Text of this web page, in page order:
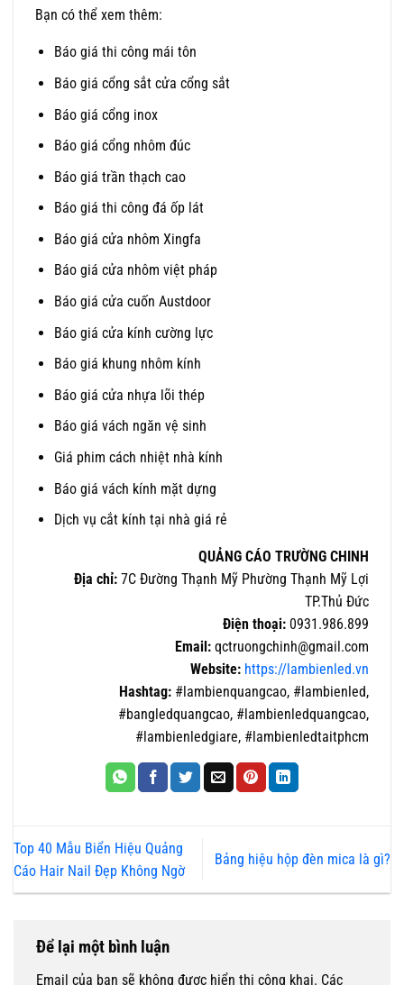
Bạn có thể xem thêm:
Báo giá thi công mái tôn
Báo giá cổng sắt cửa cổng sắt
Báo giá cổng inox
Báo giá cổng nhôm đúc
Báo giá trần thạch cao
Báo giá thi công đá ốp lát
Báo giá cửa nhôm Xingfa
Báo giá cửa nhôm việt pháp
Báo giá cửa cuốn Austdoor
Báo giá cửa kính cường lực
Báo giá khung nhôm kính
Báo giá cửa nhựa lõi thép
Báo giá vách ngăn vệ sinh
Giá phim cách nhiệt nhà kính
Báo giá vách kính mặt dựng
Dịch vụ cắt kính tại nhà giá rẻ
QUẢNG CÁO TRƯỜNG CHINH
Địa chỉ: 7C Đường Thạnh Mỹ Phường Thạnh Mỹ Lợi
TP.Thủ Đức
Điện thoại: 0931.986.899
Email: qctruongchinh@gmail.com
Website: https://lambienled.vn
Hashtag: #lambienquangcao, #lambienled,
#bangledquangcao, #lambienledquangcao,
#lambienledgiare, #lambienledtaitphcm
Top 40 Mẫu Biển Hiệu Quảng
Cáo Hair Nail Đẹp Không Ngờ
Bảng hiệu hộp đèn mica là gì?
Để lại một bình luận
Email của bạn sẽ không được hiển thị công khai. Các